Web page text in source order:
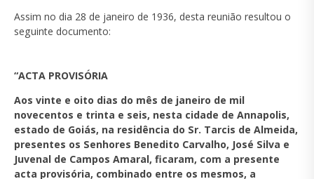
Assim no dia 28 de janeiro de 1936, desta reunião resultou o
seguinte documento:
“ACTA PROVISÓRIA
Aos vinte e oito dias do mês de janeiro de mil
novecentos e trinta e seis, nesta cidade de Annapolis,
estado de Goiás, na residência do Sr. Tarcis de Almeida,
presentes os Senhores Benedito Carvalho, José Silva e
Juvenal de Campos Amaral, ficaram, com a presente
acta provisória, combinado entre os mesmos, a